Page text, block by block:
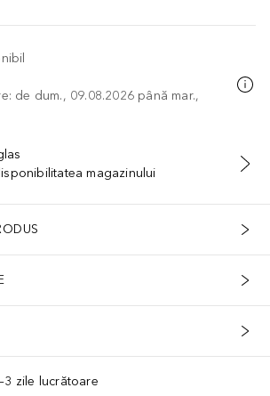
de dum., 09.08.2026 până mar.,
ADĂUGAȚI ÎN COŞ
magazinului
zile lucrătoare